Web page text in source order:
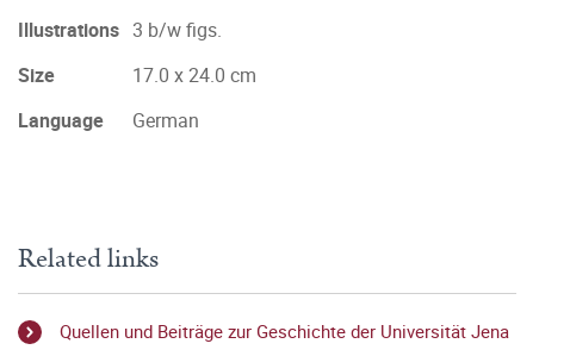
Illustrations 3 b/w figs.
Size
17.0 x 24.0 cm
Language
German
Related links
Quellen und Beiträge zur Geschichte der Universität Jena